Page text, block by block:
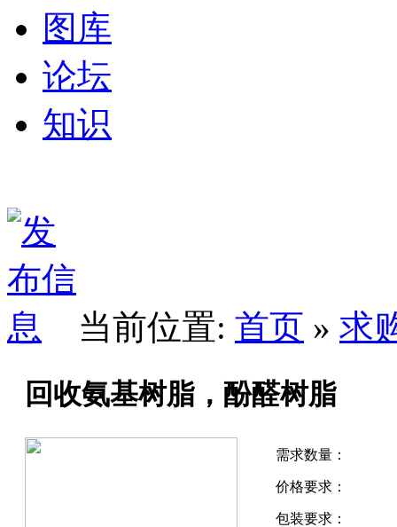
图库
论坛
知识
当前位置: 首页 » 求
回收氨基树脂，酚醛树脂
需求数量：
价格要求：
包装要求：